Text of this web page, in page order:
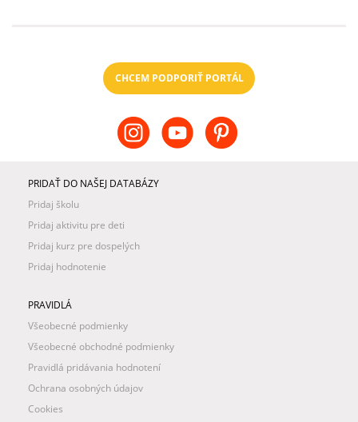
CHCEM PODPORIŤ PORTÁL
PRIDAŤ DO NAŠEJ DATABÁZY
Pridaj školu
Pridaj aktivitu pre deti
Pridaj kurz pre dospelých
Pridaj hodnotenie
PRAVIDLÁ
Všeobecné podmienky
Všeobecné obchodné podmienky
Pravidlá pridávania hodnotení
Ochrana osobných údajov
Cookies